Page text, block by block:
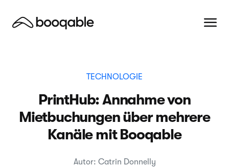
TECHNOLOGIE
PrintHub: Annahme von
Mietbuchungen über mehrere
Kanäle mit Booqable
Autor: Catrin Donnelly